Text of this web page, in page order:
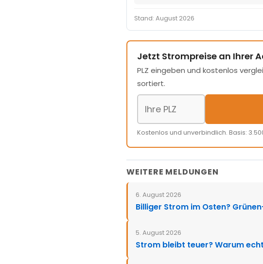
Stand: August 2026
Jetzt Strompreise an Ihrer
PLZ eingeben und kostenlos
sortiert.
Kostenlos und unverbindlich. Basis:
WEITERE MELDUNGEN
6. August 2026
Billiger Strom im Osten?
5. August 2026
Strom bleibt teuer? Warum